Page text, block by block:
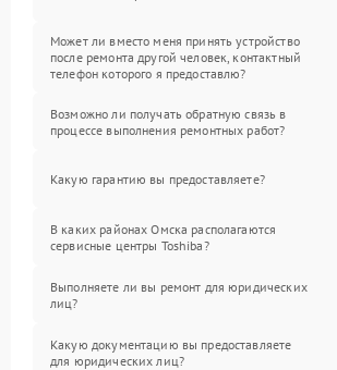
Может ли вместо меня принять устройство
после ремонта другой человек, контактный
телефон которого я предоставлю?
Возможно ли получать обратную связь в
процессе выполнения ремонтных работ?
Какую гарантию вы предоставляете?
В каких районах Омска располагаются
сервисные центры Toshiba?
Выполняете ли вы ремонт для юридических
лиц?
Какую документацию вы предоставляете
для юридических лиц?